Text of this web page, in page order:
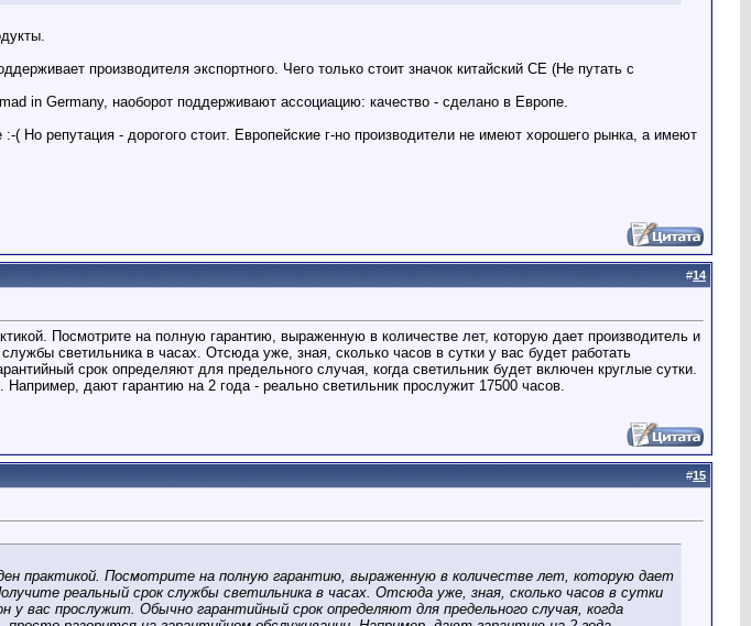
производителя экспортного. Чего только стоит значок китайский CE (Не путать с
in Germany, наоборот поддерживают ассоциацию: качество - сделано в Европе.
( Но репутация - дорогого стоит. Европейские г-но производители не имеют хорошего рынка, а имеют
#14
Посмотрите на полную гарантию, выраженную в количестве лет, которую дает производитель и
светильника в часах. Отсюда уже, зная, сколько часов в сутки у вас будет работать
срок определяют для предельного случая, когда светильник будет включен круглые сутки.
дают гарантию на 2 года - реально светильник прослужит 17500 часов.
#15
практикой. Посмотрите на полную гарантию, выраженную в количестве лет, которую дает
реальный срок службы светильника в часах. Отсюда уже, зная, сколько часов в сутки
вас прослужит. Обычно гарантийный срок определяют для предельного случая, когда